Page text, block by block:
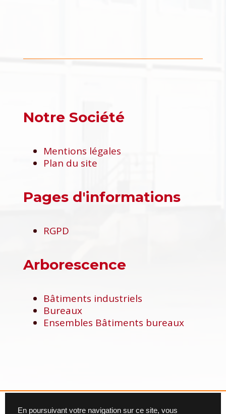
Notre Société
Mentions légales
Plan du site
Pages d'informations
RGPD
Arborescence
Bâtiments industriels
Bureaux
Ensembles Bâtiments bureaux
En poursuivant votre navigation sur ce site, vous